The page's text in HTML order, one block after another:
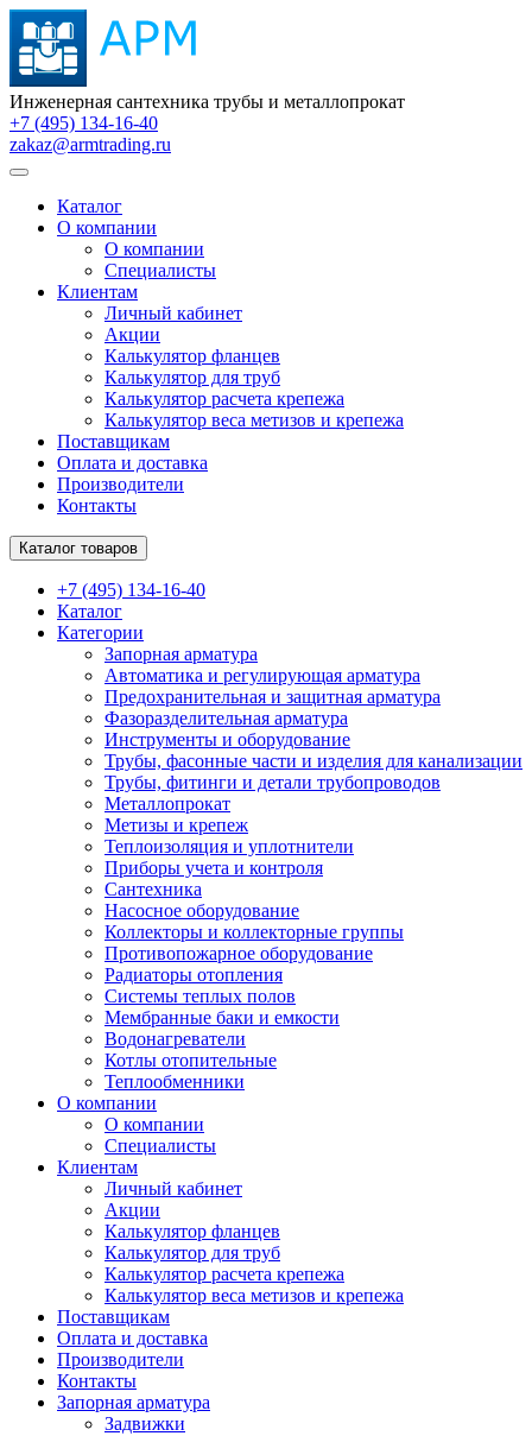
Инженерная сантехника трубы и металлопрокат
+7 (495) 134-16-40
zakaz@armtrading.ru
Каталог
О компании
О компании
Специалисты
Клиентам
Личный кабинет
Акции
Калькулятор фланцев
Калькулятор для труб
Калькулятор расчета крепежа
Калькулятор веса метизов и крепежа
Поставщикам
Оплата и доставка
Производители
Контакты
Каталог товаров
+7 (495) 134-16-40
Каталог
Категории
Запорная арматура
Автоматика и регулирующая арматура
Предохранительная и защитная арматура
Фазоразделительная арматура
Инструменты и оборудование
Трубы, фасонные части и изделия для канализации
Трубы, фитинги и детали трубопроводов
Металлопрокат
Метизы и крепеж
Теплоизоляция и уплотнители
Приборы учета и контроля
Сантехника
Насосное оборудование
Коллекторы и коллекторные группы
Противопожарное оборудование
Радиаторы отопления
Системы теплых полов
Мембранные баки и емкости
Водонагреватели
Котлы отопительные
Теплообменники
О компании
О компании
Специалисты
Клиентам
Личный кабинет
Акции
Калькулятор фланцев
Калькулятор для труб
Калькулятор расчета крепежа
Калькулятор веса метизов и крепежа
Поставщикам
Оплата и доставка
Производители
Контакты
Запорная арматура
Задвижки